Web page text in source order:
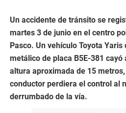
Un accidente de tránsito se
martes 3 de junio en el centro
Pasco. Un vehículo Toyota
metálico de placa B5E-381 cayó
altura aproximada de 15 metros,
conductor perdiera el control al
derrumbado de la vía.